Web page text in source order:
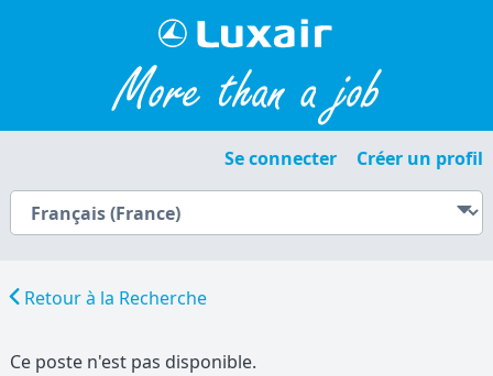
Se connecter Créer un profil
Retour à la Recherche
Ce poste n'est pas disponible.